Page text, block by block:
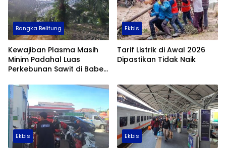
Bangka Belitung
Kewajiban Plasma Masih
Minim Padahal Luas
Perkebunan Sawit di Babel
Ekbis
Tarif Listrik di Awal 2026
Dipastikan Tidak Naik
Ekbis Ekbis